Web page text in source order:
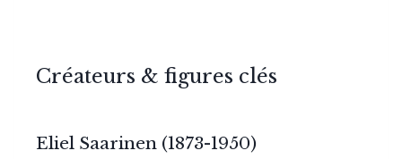
Créateurs & figures clés
Eliel Saarinen (1873-1950)